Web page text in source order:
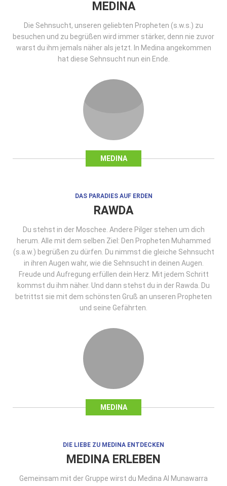
MEDINA
MEDINA
Die Sehnsucht, unseren geliebten Propheten (s.w.s.) zu
besuchen und zu begrüßen wird immer stärker, denn nie zuvor
warst du ihm jemals näher als jetzt. In Medina angekommen
hat diese Sehnsucht nun ein Ende.
MEDINA
DAS PARADIES AUF ERDEN
RAWDA
Du stehst in der Moschee. Andere Pilger stehen um dich
herum. Alle mit dem selben Ziel: Den Propheten Muhammed
(s.a.w.) begrüßen zu dürfen. Du nimmst die gleiche Sehnsucht
in ihren Augen wahr, wie die Sehnsucht in deinen Augen.
Freude und Aufregung erfüllen dein Herz. Mit jedem Schritt
kommst du ihm näher. Und dann stehst du in der Rawda. Du
betrittst sie mit dem schönsten Gruß an unseren Propheten
und seine Gefährten.
DIE LIEBE ZU MEDINA ENTDECKEN
MEDINA ERLEBEN
Gemeinsam mit der Gruppe wirst du Medina Al Munawarra